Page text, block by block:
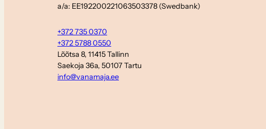
a/a: EE192200221063503378 (Swedbank)
+372 735 0370
+372 5788 0550
Lõõtsa 8, 11415 Tallinn
Saekoja 36a, 50107 Tartu
info@vanamaja.ee